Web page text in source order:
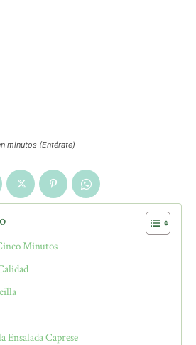
minutos (Entérate)
Minutos
Ensalada Caprese